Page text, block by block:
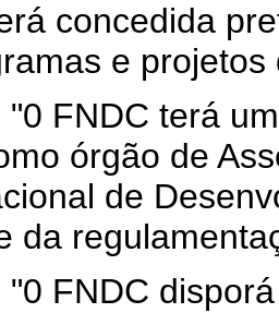
concedida
e
"0 FNDC terá
órgão de
de
da
"0 FNDC